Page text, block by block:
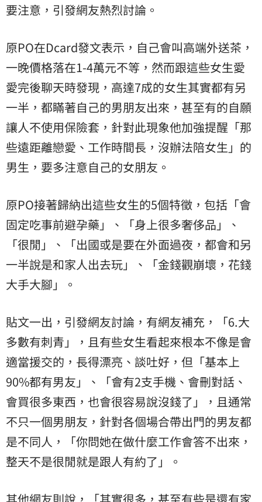
要注意，引發網友熱烈討論。
原PO在Dcard發文表示，自己會叫高端外送茶，
一晚價格落在1-4萬元不等，然而跟這些女生愛
愛完後聊天時發現，高達7成的女生其實都有另
一半，都瞞著自己的男朋友出來，甚至有的自願
讓人不使用保險套，針對此現象他加強提醒「那
些遠距離戀愛、工作時間長，沒辦法陪女生」的
男生，要多注意自己的女朋友。
原PO接著歸納出這些女生的5個特徵，包括「會
固定吃事前避孕藥」、「身上很多奢侈品」、
「很閒」、「出國或是要在外面過夜，都會和另
一半說是和家人出去玩」、「金錢觀崩壞，花錢
大手大腳」。
貼文一出，引發網友討論，有網友補充，「6.大
多數有刺青」，且有些女生看起來根本不像是會
適當援交的，長得漂亮、談吐好，但「基本上
90%都有男友」、「會有2支手機、會刪對話、
會買很多東西，也會很容易說沒錢了」，且通常
不只一個男朋友，針對各個場合帶出門的男友都
是不同人，「你問她在做什麼工作會答不出來，
整天不是很閒就是跟人有約了」。
其他網友則說，「其實很多，甚至有些是還有家